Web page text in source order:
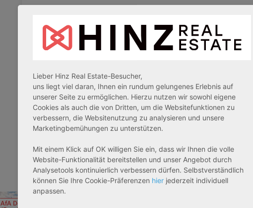
Ein Pflegeapartment direkt an der Ostsee - mit uns geht das!
Zur Objektansicht
Objekt Teilen Objekt Speichern
AfA Degressive 5,00 %
Lieber Hinz Real Estate-Besucher,
uns liegt viel daran, Ihnen ein rundum gelungenes Erlebnis auf
unserer Seite zu ermöglichen. Hierzu nutzen wir sowohl eigene
Cookies als auch die von Dritten, um die Websitefunktionen zu
verbessern, die Websitenutzung zu analysieren und unsere
Marketingbemühungen zu unterstützen.
Mit einem Klick auf OK willigen Sie ein, dass wir Ihnen die volle
Website-Funktionalität bereitstellen und unser Angebot durch
Analysetools kontinuierlich verbessern dürfen. Selbstverständlich
können Sie Ihre Cookie-Präferenzen hier jederzeit individuell
anpassen.